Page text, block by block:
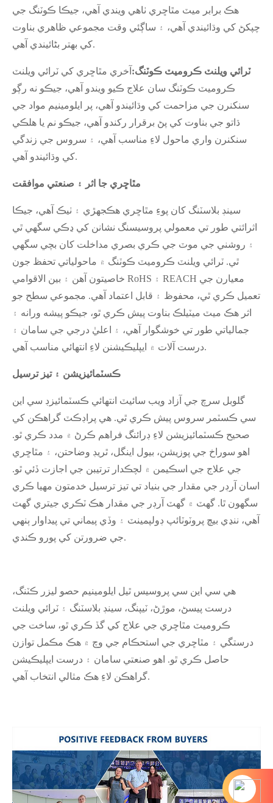
هڪ برابر ميٽ مٿاڇري ٺاهي ويندي آهي، جيڪا ڪوٽنگ جي
چپکڻ کي وڌائيندي آهي، ۽ ساڳئي وقت مجموعي ظاهري بناوت
کي بهتر بڻائيندي آهي.
ٽرائي ويلنٽ ڪروميٽ ڪوٽنگ: آخري مٿاڇري کي ٽرائي ويلنٽ
ڪروميٽ ڪوٽنگ سان علاج ڪيو ويندو آهي، جيڪو نه رڳو
سنکنرن جي مزاحمت کي وڌائيندو آهي، پر ايلومينيم مواد جي
ڌاتو جي بناوت کي پڻ برقرار رکندو آهي، جيڪو نم يا هلڪي
سنکنرن واري ماحول لاءِ مناسب آهي، ۽ سروس جي زندگي
کي وڌائيندو آهي.
مٿاڇري جا اثر ۽ صنعتي موافقت
سينڊ بلاسٽنگ کان پوءِ مٿاڇري هڪجهڙي ۽ ٺيڪ آهي، جيڪا
اثرائتي طور تي معمولي پروسيسنگ نشانن کي ڍڪي سگهي ٿي
۽ روشني جي موٽ جي ڪري بصري مداخلت کان بچي سگهي
ٿي. ٽرائي ويلنٽ ڪروميٽ ڪوٽنگ ۾ ماحولياتي تحفظ جون
خاصيتون آهن ۽ بين الاقوامي RoHS ۽ REACH معيارن جي
تعميل ڪري ٿي، محفوظ ۽ قابل اعتماد آهي. مجموعي سطح جو
اثر هڪ ميٽ ميٽيلڪ بناوت پيش ڪري ٿو، جيڪو پيشه ورانه ۽
جمالياتي طور تي خوشگوار آهي، ۽ اعليٰ درجي جي سامان ۽
درست آلات ۾ ايپليڪيشنن لاءِ انتهائي مناسب آهي.
ڪسٽمائيزيشن ۽ تيز ترسيل
گلوبل سرچ جي آزاد ويب سائيٽ انتهائي ڪسٽمائيزڊ سي اين
سي ڪسٽمر سروس پيش ڪري ٿي. هي پراڊڪٽ گراهڪن کي
صحيح ڪسٽمائيزيشن لاءِ ڊرائنگ فراهم ڪرڻ ۾ مدد ڪري ٿو.
اهو سوراخ جي پوزيشن، بيول اينگل، ٿريڊ وضاحتن، ۽ مٿاڇري
جي علاج جي اسڪيمن ۾ لچڪدار ترتيبن جي اجازت ڏئي ٿو.
اسان آرڊر جي مقدار جي بنياد تي تيز ترسيل خدمتون مهيا ڪري
سگهون ٿا. گهٽ ۾ گهٽ آرڊر جي مقدار هڪ ٽڪري جيتري گهٽ
آهي، ننڍي بيچ پروٽوٽائپ ڊولپمينٽ ۽ وڏي پيماني تي پيداوار ٻنهي
جي ضرورتن کي پورو ڪندي.
هي سي اين سي پروسيس ٿيل ايلومينيم حصو ليزر ڪٽنگ،
درست پيسڻ، موڙڻ، ٽيپنگ، سينڊ بلاسٽنگ ۽ ٽرائي ويلنٽ
ڪروميٽ مٿاڇري جي علاج کي گڏ ڪري ٿو، ساخت جي
درستگي ۽ مٿاڇري جي استحڪام جي وچ ۾ هڪ مڪمل توازن
حاصل ڪري ٿو. اهو صنعتي سامان ۽ درست ايپليڪيشن
گراهڪن لاءِ هڪ مثالي انتخاب آهي.